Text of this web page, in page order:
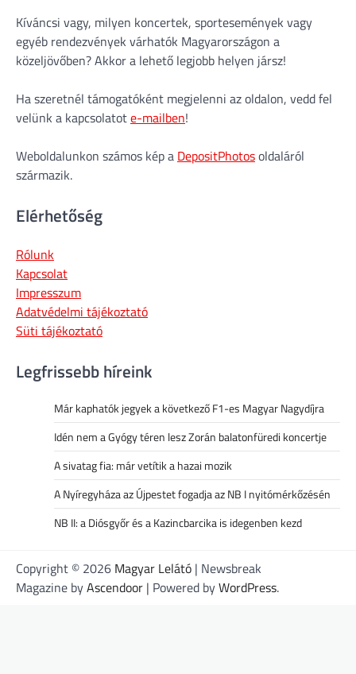
Kíváncsi vagy, milyen koncertek, sportesemények vagy
egyéb rendezvények várhatók Magyarországon a
közeljövőben? Akkor a lehető legjobb helyen jársz!
Ha szeretnél támogatóként megjelenni az oldalon, vedd fel
velünk a kapcsolatote-mailben!
Weboldalunkon számos kép a DepositPhotosoldaláról
származik.
Elérhetőség
Rólunk
Kapcsolat
Impresszum
Adatvédelmi tájékoztató
Süti tájékoztató
Legfrissebb híreink
Már kaphatók jegyek a következő F1-es Magyar Nagydíjra
Idén nem a Gyógy téren lesz Zorán balatonfüredi koncertje
A sivatag fia: már vetítik a hazai mozik
A Nyíregyháza az Újpestet fogadja az NB I nyitómérkőzésén
NB II: a Diósgyőr és a Kazincbarcika is idegenben kezd
Copyright © 2026 Magyar Lelátó | Newsbreak
Magazine byAscendoor | Powered byWordPress.